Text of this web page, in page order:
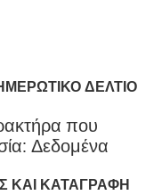
ΔΕΛΤΊΟ
που
Δεδομένα
ΚΑΙ ΚΑΤΑΓΡΑΦΉ